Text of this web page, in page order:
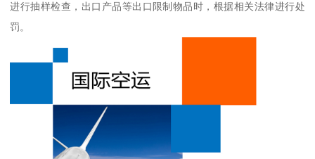
进行抽样检查，出口产品等出口限制物品时，根据相关法律进行处
罚。